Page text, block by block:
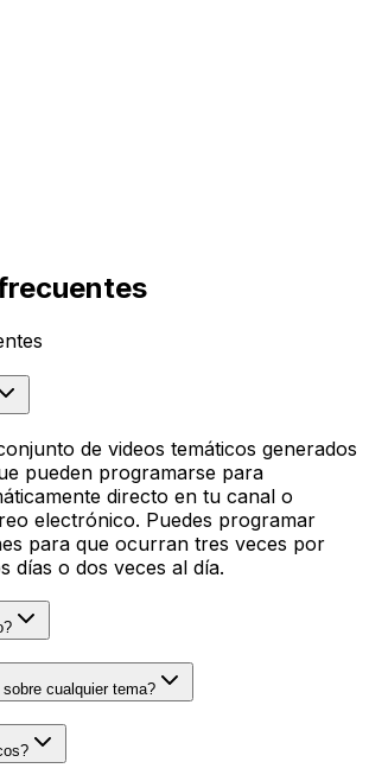
de videos temáticos generados
pueden programarse para
directo en tu canal o
electrónico. Puedes programar
para que ocurran tres veces por
días o dos veces al día.
cualquier tema?